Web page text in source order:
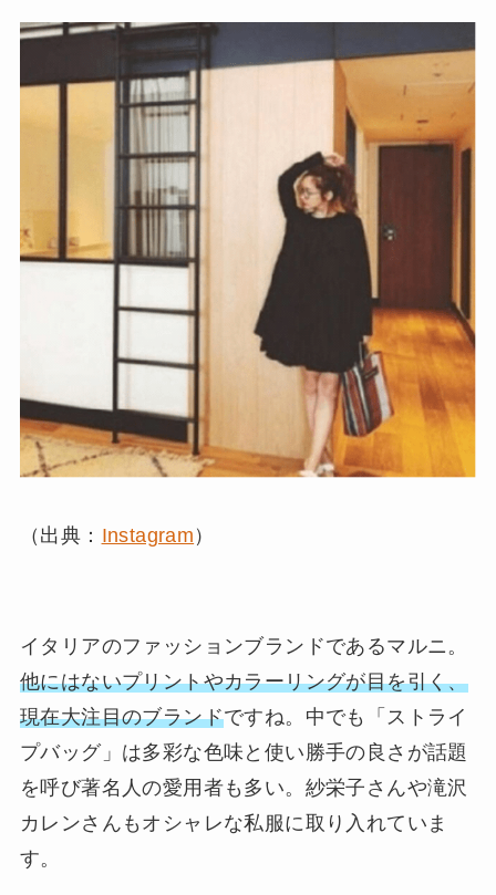
（出典： Instagram ）
イタリアのファッションブランドであるマルニ。
他にはないプリントやカラーリングが目を引く、
現在大注目のブランドですね。中でも「ストライ
プバッグ」は多彩な色味と使い勝手の良さが話題
を呼び著名人の愛用者も多い。紗栄子さんや滝沢
カレンさんもオシャレな私服に取り入れていま
す。